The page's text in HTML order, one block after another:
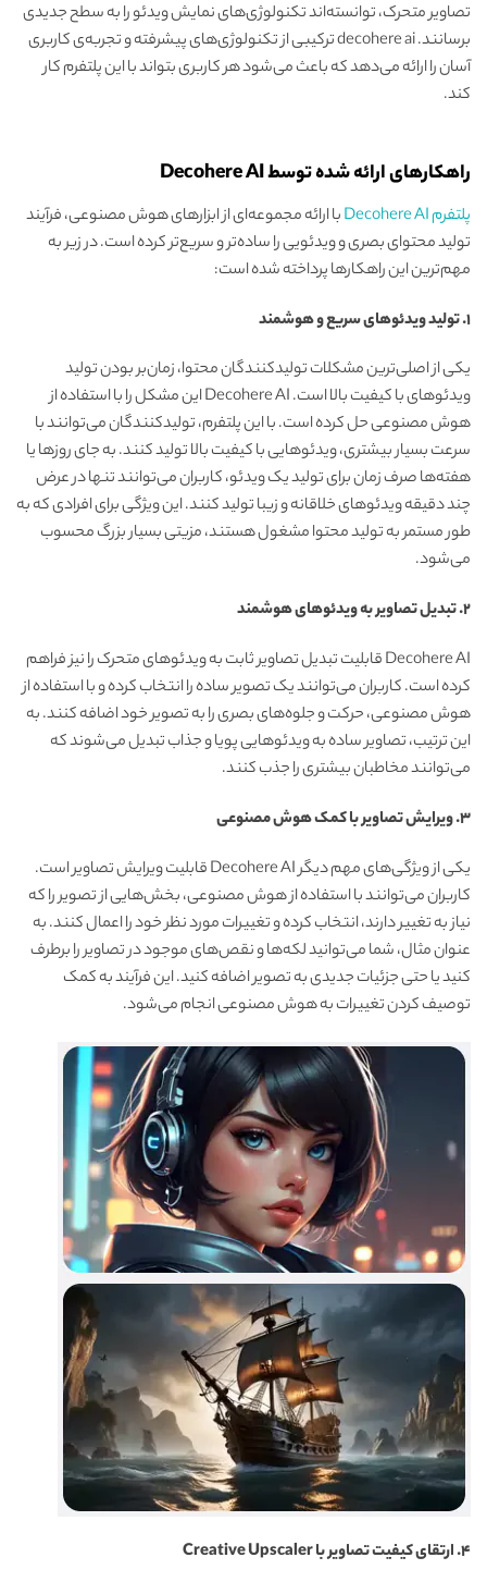
تصاویر متحرک، توانسته‌اند تکنولوژی‌های نمایش ویدئو را به سطح جدیدی
برسانند. decohere ai ترکیبی از تکنولوژی‌های پیشرفته و تجربه‌ی کاربری
آسان را ارائه می‌دهد که باعث می‌شود هر کاربری بتواند با این پلتفرم کار
کند.
راهکارهای ارائه شده توسط Decohere AI
پلتفرم Decohere AI
با ارائه مجموعه‌ای از ابزارهای هوش مصنوعی، فرآیند
تولید محتوای بصری و ویدئویی را ساده‌تر و سریع‌تر کرده است. در زیر به
مهم‌ترین این راهکارها پرداخته شده است:
۱. تولید ویدئوهای سریع و هوشمند
یکی از اصلی‌ترین مشکلات تولیدکنندگان محتوا، زمان‌بر بودن تولید
ویدئوهای با کیفیت بالا است. Decohere AI این مشکل را با استفاده از
هوش مصنوعی حل کرده است. با این پلتفرم، تولیدکنندگان می‌توانند با
سرعت بسیار بیشتری، ویدئوهایی با کیفیت بالا تولید کنند. به جای روزها یا
هفته‌ها صرف زمان برای تولید یک ویدئو، کاربران می‌توانند تنها در عرض
چند دقیقه ویدئوهای خلاقانه و زیبا تولید کنند. این ویژگی برای افرادی که به
طور مستمر به تولید محتوا مشغول هستند، مزیتی بسیار بزرگ محسوب
می‌شود.
۲. تبدیل تصاویر به ویدئوهای هوشمند
Decohere AI قابلیت تبدیل تصاویر ثابت به ویدئوهای متحرک را نیز فراهم
کرده است. کاربران می‌توانند یک تصویر ساده را انتخاب کرده و با استفاده از
هوش مصنوعی، حرکت و جلوه‌های بصری را به تصویر خود اضافه کنند. به
این ترتیب، تصاویر ساده به ویدئوهایی پویا و جذاب تبدیل می‌شوند که
می‌توانند مخاطبان بیشتری را جذب کنند.
۳. ویرایش تصاویر با کمک هوش مصنوعی
یکی از ویژگی‌های مهم دیگر Decohere AI قابلیت ویرایش تصاویر است.
کاربران می‌توانند با استفاده از هوش مصنوعی، بخش‌هایی از تصویر را که
نیاز به تغییر دارند، انتخاب کرده و تغییرات مورد نظر خود را اعمال کنند. به
عنوان مثال، شما می‌توانید لکه‌ها و نقص‌های موجود در تصاویر را برطرف
کنید یا حتی جزئیات جدیدی به تصویر اضافه کنید. این فرآیند به کمک
توصیف کردن تغییرات به هوش مصنوعی انجام می‌شود.
۴. ارتقای کیفیت تصاویر با Creative Upscaler